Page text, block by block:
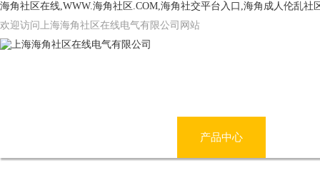
海角社区在线,WWW.海角社区.COM,海角社交平台入口,海角成人伦乱社
欢迎访问上海海角社区在线电气有限公司网站
产品中心